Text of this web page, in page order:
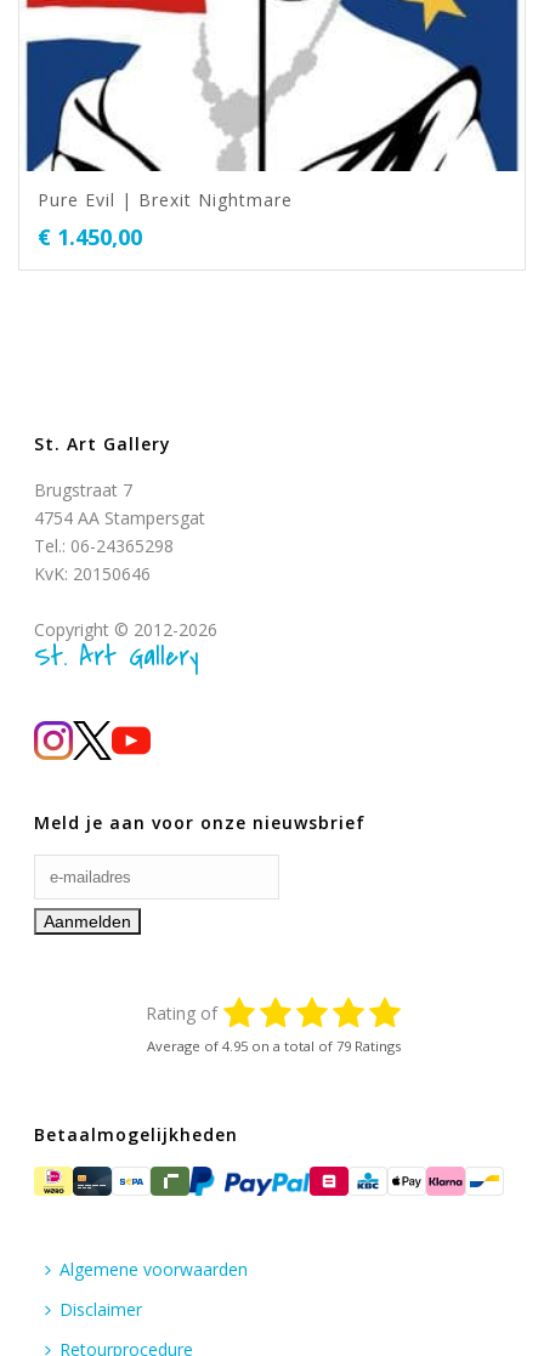
Pure Evil | Brexit Nightmare
€ 1.450,00
St. Art Gallery
Brugstraat 7
4754 AA Stampersgat
Tel.: 06-24365298
KvK: 20150646
Copyright © 2012-2026
St. Art Gallery
Meld je aan voor onze nieuwsbrief
Rating of
Average of 4.95 on a total of 79 Ratings
Betaalmogelijkheden
Algemene voorwaarden
Disclaimer
Retourprocedure